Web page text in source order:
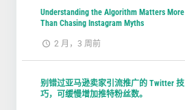
Understanding the Algorithm Matters More
Than Chasing Instagram Myths
2 月，3 周前
别错过亚马逊卖家引流推广的 Twitter 技
巧，可缓慢增加推特粉丝数。